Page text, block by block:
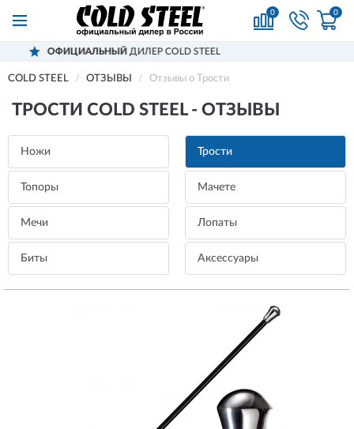
0 0
ДИЛЕР COLD STEEL
COLD STEEL ОТЗЫВЫ Отзывы о Трости
ТРОСТИ COLD STEEL - ОТЗЫВЫ
Ножи Трости
Топоры Мачете
Мечи Лопаты
Биты Аксессуары